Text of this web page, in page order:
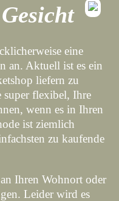
eine
an. Aktuell ist es ein
liefern zu
super flexibel, Ihre
wenn es in Ihren
ist ziemlich
zu kaufende
Ihren Wohnort oder
Leider wird es